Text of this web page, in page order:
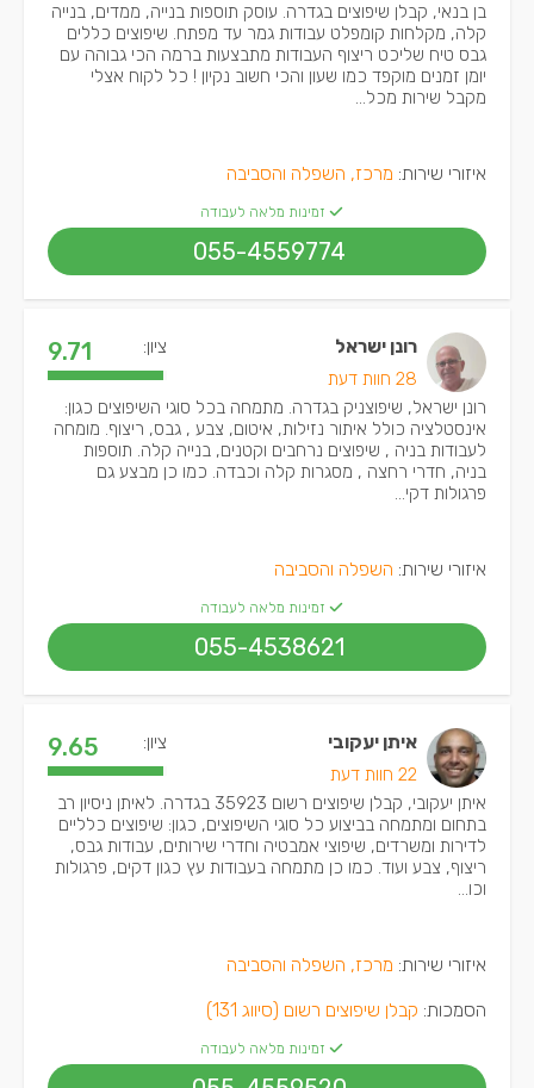
בן בנאי, קבלן שיפוצים בגדרה. עוסק תוספות בנייה, ממדים, בנייה
קלה, מקלחות קומפלט עבודות גמר עד מפתח. שיפוצים כללים
גבס טיח שליכט ריצוף העבודות מתבצעות ברמה הכי גבוהה עם
יומן זמנים מוקפד כמו שעון והכי חשוב נקיון ! כל לקוח אצלי
מקבל שירות מכל...
איזורי שירות: מרכז, השפלה והסביבה
זמינות מלאה לעבודה
055-4559774
רונן ישראל
28 חוות דעת
ציון: 9.71
רונן ישראל, שיפוצניק בגדרה. מתמחה בכל סוגי השיפוצים כגון:
אינסטלציה כולל איתור נזילות, איטום, צבע , גבס, ריצוף. מומחה
לעבודות בניה , שיפוצים נרחבים וקטנים, בנייה קלה. תוספות
בניה, חדרי רחצה , מסגרות קלה וכבדה. כמו כן מבצע גם
פרגולות דקי...
איזורי שירות: השפלה והסביבה
זמינות מלאה לעבודה
055-4538621
איתן יעקובי
22 חוות דעת
ציון: 9.65
איתן יעקובי, קבלן שיפוצים רשום 35923 בגדרה. לאיתן ניסיון רב
בתחום ומתמחה בביצוע כל סוגי השיפוצים, כגון: שיפוצים כלליים
לדירות ומשרדים, שיפוצי אמבטיה וחדרי שירותים, עבודות גבס,
ריצוף, צבע ועוד. כמו כן מתמחה בעבודות עץ כגון דקים, פרגולות
וכו...
איזורי שירות: מרכז, השפלה והסביבה
הסמכות: קבלן שיפוצים רשום (סיווג 131)
זמינות מלאה לעבודה